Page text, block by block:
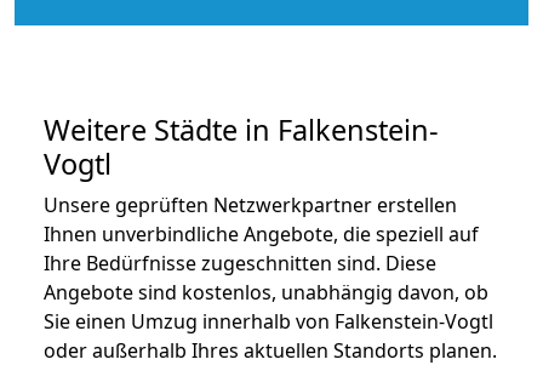
Weitere Städte in Falkenstein-
Vogtl
Unsere geprüften Netzwerkpartner erstellen
Ihnen unverbindliche Angebote, die speziell auf
Ihre Bedürfnisse zugeschnitten sind. Diese
Angebote sind kostenlos, unabhängig davon, ob
Sie einen Umzug innerhalb von Falkenstein-Vogtl
oder außerhalb Ihres aktuellen Standorts planen.